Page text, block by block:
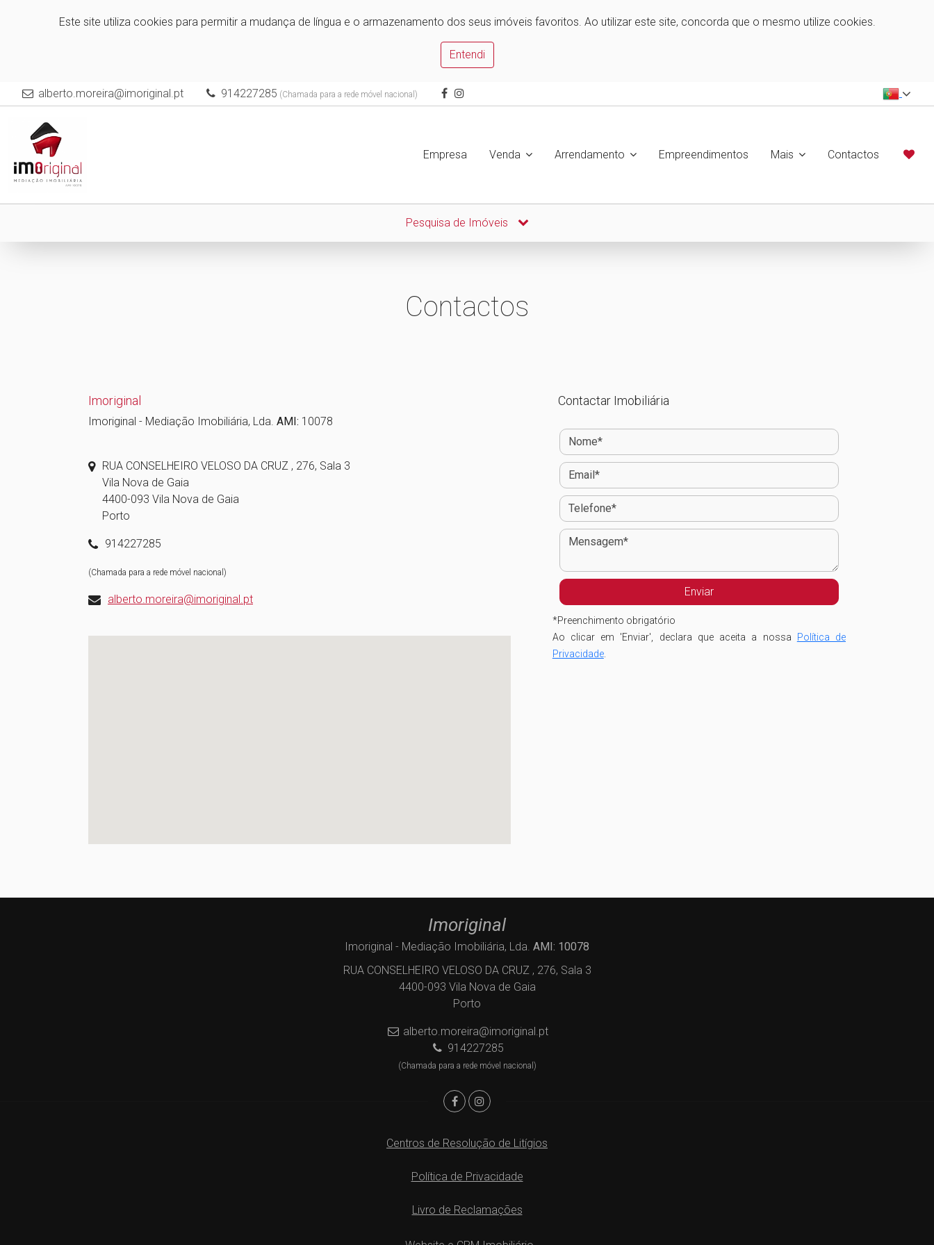
Este site utiliza cookies para permitir a mudança de língua e o armazenamento dos seus imóveis favoritos. Ao utilizar este site, concorda que o mesmo utilize cookies.
Entendi
alberto.moreira@imoriginal.pt 914227285 (Chamada para a rede móvel nacional)
Empresa Venda Arrendamento Empreendimentos Mais Contactos
Pesquisa de Imóveis
Contactos
Imoriginal
Imoriginal - Mediação Imobiliária, Lda. AMI: 10078
RUA CONSELHEIRO VELOSO DA CRUZ , 276, Sala 3
Vila Nova de Gaia
4400-093 Vila Nova de Gaia
Porto
914227285
(Chamada para a rede móvel nacional)
alberto.moreira@imoriginal.pt
Contactar Imobiliária
*Preenchimento obrigatório
Ao clicar em 'Enviar', declara que aceita a nossa Política de
Privacidade.
Imoriginal
Imoriginal - Mediação Imobiliária, Lda. AMI: 10078
RUA CONSELHEIRO VELOSO DA CRUZ , 276, Sala 3
4400-093 Vila Nova de Gaia
Porto
alberto.moreira@imoriginal.pt
914227285
(Chamada para a rede móvel nacional)
Centros de Resolução de Litígios
Política de Privacidade
Livro de Reclamações